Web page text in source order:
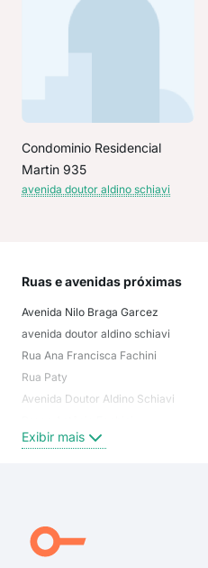
Condominio Residencial
Martin 935
avenida doutor aldino schiavi
Ruas e avenidas próximas
Avenida Nilo Braga Garcez
avenida doutor aldino schiavi
Rua Ana Francisca Fachini
Rua Paty
Avenida Doutor Aldino Schiavi
Rua Poá
Rua Pitangueiras
Travessa Regiana
Exibir mais